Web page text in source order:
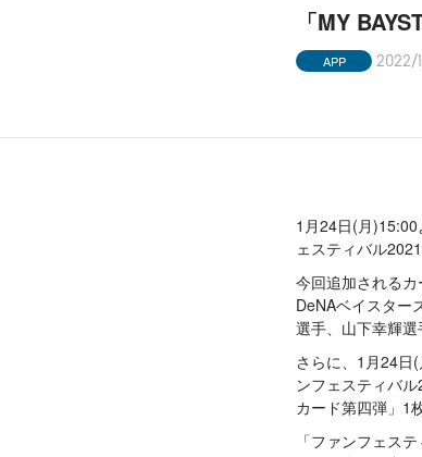
「MY
APP 2022/
1月24日(月)15:00
ェスティバル
今回追加される
DeNAベイスター
選手、山下幸輝選
さらに、1月24日
ンフェスティバ
カード第四弾」1
「ファンフェス